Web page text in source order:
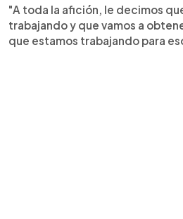
"A toda la afición, le decimos
trabajando y que vamos a
que estamos trabajando para